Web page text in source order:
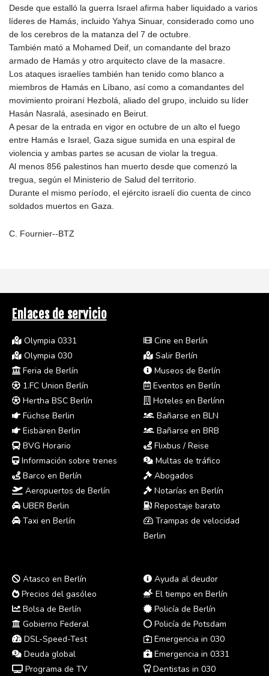
Desde que estalló la guerra Israel afirma haber liquidado a varios
líderes de Hamás, incluido Yahya Sinuar, considerado como uno
de los cerebros de la matanza del 7 de octubre.
También mató a Mohamed Deif, un comandante del brazo
armado de Hamás y otro arquitecto clave de la masacre.
Los ataques israelíes también han tenido como blanco a
miembros de Hamás en Líbano, así como a comandantes del
movimiento proiraní Hezbolá, aliado del grupo, incluido su líder
Hasán Nasralá, asesinado en Beirut.
A pesar de la entrada en vigor en octubre de un alto el fuego
entre Hamás e Israel, Gaza sigue sumida en una espiral de
violencia y ambas partes se acusan de violar la tregua.
Al menos 856 palestinos han muerto desde que comenzó la
tregua, según el Ministerio de Salud del territorio.
Durante el mismo período, el ejército israelí dio cuenta de cinco
soldados muertos en Gaza.
C. Fournier--BTZ
Enlaces de servicio
Olympia 0331
Olympia 030
Feria de Berlín
1.FC Union Berlín
Hertha BSC Berlín
Füchse Berlin
Eisbären Berlin
BVG Horario
Información sobre trenes
Barco en Berlín
Aeropuertos de Berlín
UBER Berlin
Taxi en Berlín
Cine en Berlín
Salir Berlín
Museos de Berlín
Eventos en Berlín
Hoteles en Berlínn
Bañarse en BLN
Bañarse en BRB
Flixbus / Reise
Multas de tráfico
Abogados
Notarías en Berlín
Repostaje barato
Trampas de velocidad
Berlin
Atasco en Berlín
Precios del gasóleo
Bolsa de Berlín
Gobierno Federal
DSL-Speed-Test
Deuda global
Programa de TV
Ayuda al deudor
El tiempo en Berlín
Policía de Berlín
Policía de Potsdam
Emergencia in 030
Emergencia in 0331
Dentistas in 030